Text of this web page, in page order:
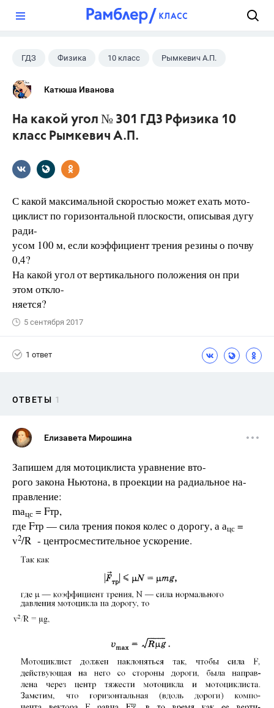
ГДЗ Физика 10 класс Рымкевич А.П.
Катюша Иванова
На какой угол № 301 ГДЗ Рфизика 10
класс Рымкевич А.П.
С какой максимальной скоростью может ехать мото-
циклист по горизонтальной плоскости, описывая дугу
ради-
усом 100 м, если коэффициент трения резины о почву
0,4?
На какой угол от вертикального положения он при
этом откло-
няется?
5 сентября 2017
1 ответ
ОТВЕТЫ 1
Елизавета Мирошина
Запишем для мотоциклиста уравнение вто-
рого закона Ньютона, в проекции на радиальное на-
правление:
mацс = Fтр,
где Fтр — сила трения покоя колес о дорогу, а ацс =
v2/R - центросместительное ускорение.